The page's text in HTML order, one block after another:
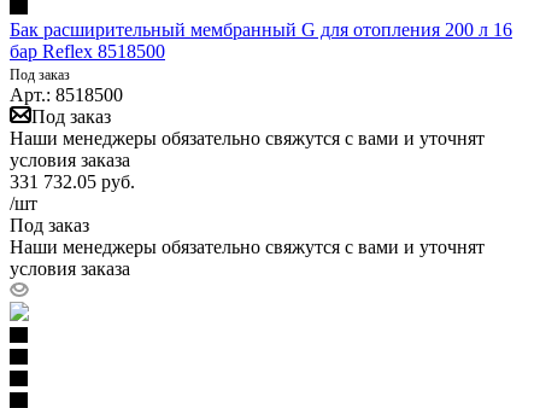
Бак расширительный мембранный G для отопления 200 л 16
бар Reflex 8518500
Под заказ
Арт.: 8518500
Под заказ
Наши менеджеры обязательно свяжутся с вами и уточнят
условия заказа
331 732.05 руб.
/шт
Под заказ
Наши менеджеры обязательно свяжутся с вами и уточнят
условия заказа